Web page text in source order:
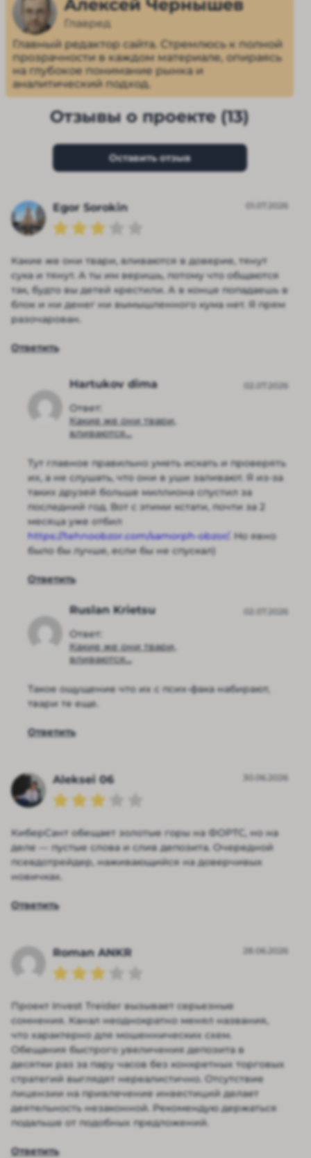
Алексей Чернышев
Главред
Главный редактор сайта. Стремлюсь к полной
прозрачности в каждом материале, опираясь
на глубокое понимание рынка и
аналитический подход.
Отзывы о проекте (13)
Оставить отзыв
Egor Sorokin 01.07.2026
Какие же они твари, вливаются в доверие, тянут
сука и тянут. А ты им веришь, потому что общаются
так, будто вы детей крестили. А в конце попадаешь в
блок и ни денег ни вымышленного кума нет. Я прям
разочарован.
Ответить
Hartukov dima
Ответ:
Какие же они твари,
вливаются...
02.07.2026
Тут главное правильно уметь искать и проверять
их, а не слушать, что они в уши заливают. Я из-за
таких друзей больше миллиона спустил за
последний год. Вот с этими кстати, почти за 2
месяца уже отбил
https://tehnoobzor.com/samorph-obzor/ . Но явно
было бы лучше, если бы не спускал)
Ответить
Ruslan Krietsu
Ответ:
Какие же они твари,
вливаются...
02.07.2026
Такое ощущение что их с псих-фака набирают,
твари те еще.
Ответить
Aleksei 06 30.06.2026
КиберСант обещает золотые горы на ФОРТС, но на
деле — пустые слова и слив депозита. Очередной
псевдотрейдер, наживающийся на доверчивых
новичках.
Ответить
Roman ANKR 28.06.2026
Проект Invest Treider вызывает серьезные
сомнения. Канал неоднократно менял названия,
что характерно для мошеннических схем.
Обещания быстрого увеличения депозита в
десятки раз за пару часов без конкретных торговых
стратегий выглядят нереалистично. Отсутствие
лицензии на привлечение инвестиций делает
деятельность незаконной. Рекомендую держаться
подальше от подобных предложений.
Ответить